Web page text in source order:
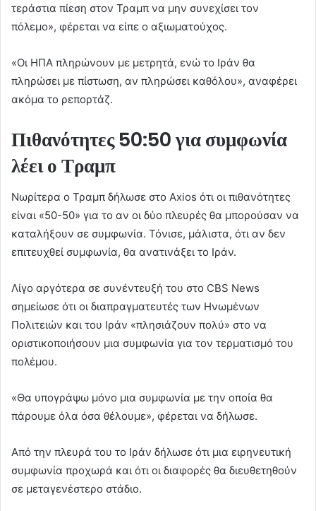
τεράστια πίεση στον Τραμπ να μην συνεχίσει τον
πόλεμο», φέρεται να είπε ο αξιωματούχος.
«Οι ΗΠΑ πληρώνουν με μετρητά, ενώ το Ιράν θα
πληρώσει με πίστωση, αν πληρώσει καθόλου», αναφέρει
ακόμα το ρεπορτάζ.
Πιθανότητες 50:50 για συμφωνία
λέει ο Τραμπ
Νωρίτερα ο Τραμπ δήλωσε στο Axios ότι οι πιθανότητες
είναι «50-50» για το αν οι δύο πλευρές θα μπορούσαν να
καταλήξουν σε συμφωνία. Τόνισε, μάλιστα, ότι αν δεν
επιτευχθεί συμφωνία, θα ανατινάξει το Ιράν.
Λίγο αργότερα σε συνέντευξή του στο CBS News
σημείωσε ότι οι διαπραγματευτές των Ηνωμένων
Πολιτειών και του Ιράν «πλησιάζουν πολύ» στο να
οριστικοποιήσουν μια συμφωνία για τον τερματισμό του
πολέμου.
«Θα υπογράψω μόνο μια συμφωνία με την οποία θα
πάρουμε όλα όσα θέλουμε», φέρεται να δήλωσε.
Από την πλευρά του το Ιράν δήλωσε ότι μια ειρηνευτική
συμφωνία προχωρά και ότι οι διαφορές θα διευθετηθούν
σε μεταγενέστερο στάδιο.